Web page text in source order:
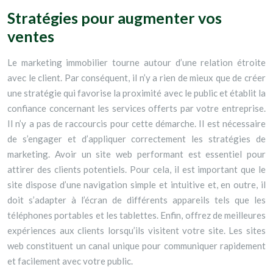
Stratégies pour augmenter vos
ventes
Le marketing immobilier tourne autour d’une relation étroite
avec le client. Par conséquent, il n’y a rien de mieux que de créer
une stratégie qui favorise la proximité avec le public et établit la
confiance concernant les services offerts par votre entreprise.
Il n’y a pas de raccourcis pour cette démarche. Il est nécessaire
de s’engager et d’appliquer correctement les stratégies de
marketing. Avoir un site web performant est essentiel pour
attirer des clients potentiels. Pour cela, il est important que le
site dispose d’une navigation simple et intuitive et, en outre, il
doit s’adapter à l’écran de différents appareils tels que les
téléphones portables et les tablettes. Enfin, offrez de meilleures
expériences aux clients lorsqu’ils visitent votre site. Les sites
web constituent un canal unique pour communiquer rapidement
et facilement avec votre public.